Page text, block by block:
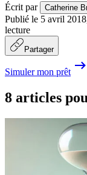
Écrit par Catherine
Publié le 5 avril 2018
lecture
Partager
Simuler mon prêt
8 articles